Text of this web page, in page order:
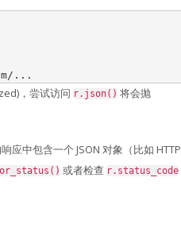
...
，尝试访问 r.json() 将会抛
中包含一个 JSON 对象（比如 HTTP
或者检查 r.status_code